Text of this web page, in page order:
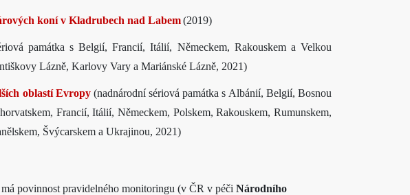
koní v Kladrubech nad Labem(2019)
památka s Belgií, Francií, Itálií, Německem, Rakouskem a Velkou
Lázně, Karlovy Vary a Mariánské Lázně, 2021)
oblastí Evropy (nadnárodní sériová památka s Albánií, Belgií, Bosnou
Francií, Itálií, Německem, Polskem, Rakouskem, Rumunskem,
Švýcarskem a Ukrajinou, 2021)
povinnost pravidelného monitoringu (v ČR v péči Národního